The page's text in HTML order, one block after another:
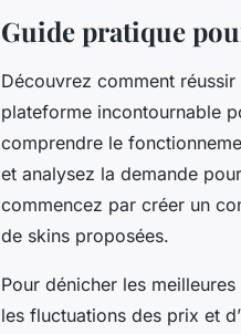
Guide pratique
Découvrez comment
plateforme incontournable
comprendre le
et analysez la demande
commencez par créer un
de skins proposées.
Pour dénicher les
les fluctuations des prix et